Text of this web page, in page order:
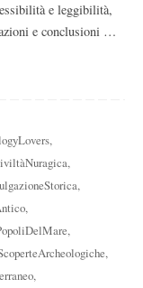
e leggibilità,
e conclusioni …
,
,
,
,
,
,
,